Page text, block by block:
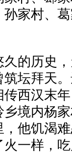
家村、
历史，
坛拜天
传西汉末
乡境内杨
，他饥渴
火一样，